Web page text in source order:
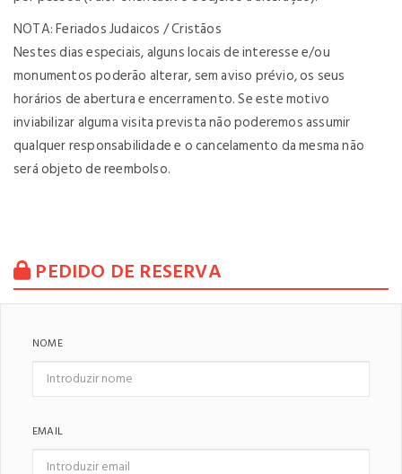
NOTA: Feriados Judaicos / Cristãos
Nestes dias especiais, alguns locais de interesse e/ou
monumentos poderão alterar, sem aviso prévio, os seus
horários de abertura e encerramento. Se este motivo
inviabilizar alguma visita prevista não poderemos assumir
qualquer responsabilidade e o cancelamento da mesma não
será objeto de reembolso.
PEDIDO DE RESERVA
NOME
EMAIL